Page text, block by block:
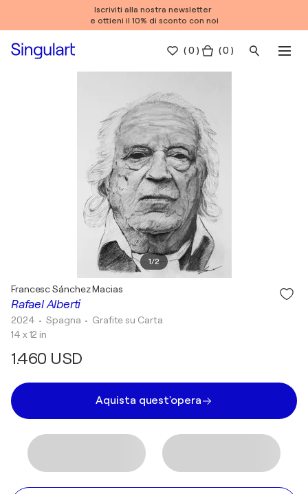
Iscriviti alla nostra newsletter
e ottieni il 10% di sconto con noi
(0 ) ( 0 )
1/2
Rafael Alberti
Francesc Sánchez Macias
2024 • Spagna • Grafite su Carta
14 x 12 in
1.460 USD
Aquista quest'opera